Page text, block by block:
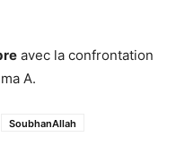
avec la confrontation
A.
SoubhanAllah